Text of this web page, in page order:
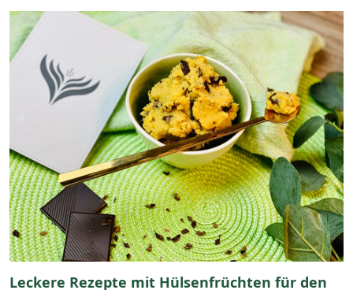
Leckere Rezepte mit Hülsenfrüchten für den